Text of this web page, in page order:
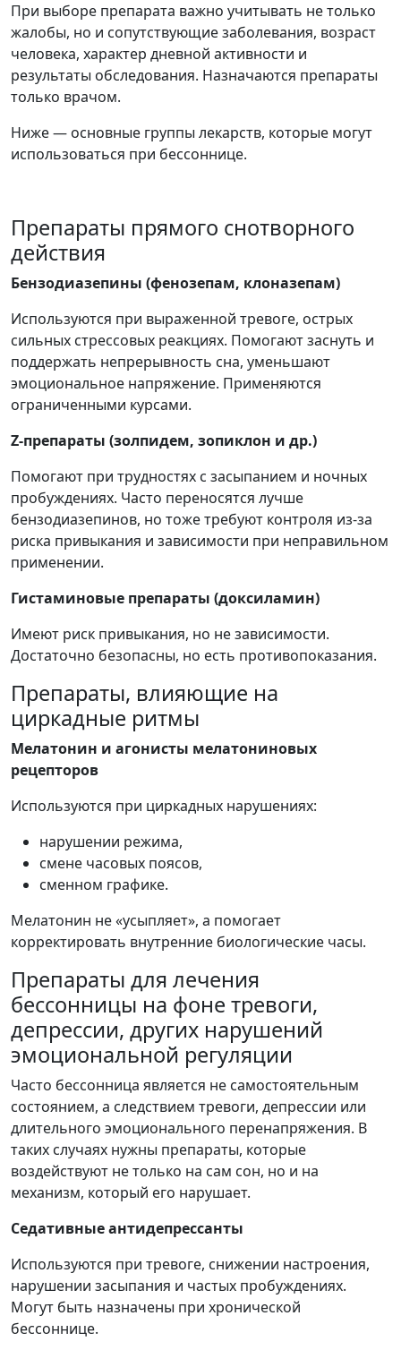
При выборе препарата важно учитывать не только
жалобы, но и сопутствующие заболевания, возраст
человека, характер дневной активности и
результаты обследования. Назначаются препараты
только врачом.
Ниже — основные группы лекарств, которые могут
использоваться при бессоннице.
Препараты прямого снотворного
действия
Бензодиазепины (фенозепам, клоназепам)
Используются при выраженной тревоге, острых
сильных стрессовых реакциях. Помогают заснуть и
поддержать непрерывность сна, уменьшают
эмоциональное напряжение. Применяются
ограниченными курсами.
Z-препараты (золпидем, зопиклон и др.)
Помогают при трудностях с засыпанием и ночных
пробуждениях. Часто переносятся лучше
бензодиазепинов, но тоже требуют контроля из-за
риска привыкания и зависимости при неправильном
применении.
Гистаминовые препараты (доксиламин)
Имеют риск привыкания, но не зависимости.
Достаточно безопасны, но есть противопоказания.
Препараты, влияющие на
циркадные ритмы
Мелатонин и агонисты мелатониновых
рецепторов
Используются при циркадных нарушениях:
нарушении режима,
смене часовых поясов,
сменном графике.
Мелатонин не «усыпляет», а помогает
корректировать внутренние биологические часы.
Препараты для лечения
бессонницы на фоне тревоги,
депрессии, других нарушений
эмоциональной регуляции
Часто бессонница является не самостоятельным
состоянием, а следствием тревоги, депрессии или
длительного эмоционального перенапряжения. В
таких случаях нужны препараты, которые
воздействуют не только на сам сон, но и на
механизм, который его нарушает.
Седативные антидепрессанты
Используются при тревоге, снижении настроения,
нарушении засыпания и частых пробуждениях.
Могут быть назначены при хронической
бессоннице.